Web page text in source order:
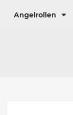
Angelrollen